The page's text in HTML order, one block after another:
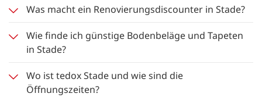
Was macht ein Renovierungsdiscounter in Stade?
Wie finde ich günstige Bodenbeläge und Tapeten
in Stade?
Wo ist tedox Stade und wie sind die
Öffnungszeiten?